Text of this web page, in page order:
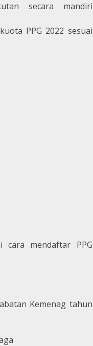
secara mandiri
PPG 2022 sesuai
cara mendaftar PPG
Kemenag tahun